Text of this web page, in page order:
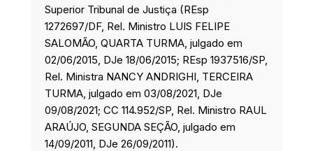
Superior Tribunal de Justiça (REsp
1272697/DF, Rel. Ministro LUIS FELIPE
SALOMÃO, QUARTA TURMA, julgado em
02/06/2015, DJe 18/06/2015; REsp 1937516/SP,
Rel. Ministra NANCY ANDRIGHI, TERCEIRA
TURMA, julgado em 03/08/2021, DJe
09/08/2021; CC 114.952/SP, Rel. Ministro RAUL
ARAÚJO, SEGUNDA SEÇÃO, julgado em
14/09/2011, DJe 26/09/2011).